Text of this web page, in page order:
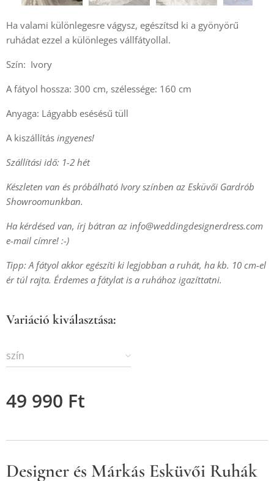
Ha valami különlegesre vágysz, egészítsd ki a gyönyörű
ruhádat ezzel a különleges vállfátyollal.
Szín: Ivory
A fátyol hossza: 300 cm, szélessége: 160 cm
Anyaga: Lágyabb esésésű tüll
A kiszállítás ingyenes!
Szállítási idő: 1-2 hét
Készleten van és próbálható Ivory színben az Esküvői Gardrób
Showroomunkban.
Ha kérdésed van, írj bátran az info@weddingdesignerdress.com
e-mail címre! :-)
Tipp: A fátyol akkor egészíti ki legjobban a ruhát, ha kb. 10 cm-el
ér túl rajta. Érdemes a fátylat is a ruhához igazíttatni.
Variáció kiválasztása:
szín
49 990 Ft
Designer és Márkás Esküvői Ruhák